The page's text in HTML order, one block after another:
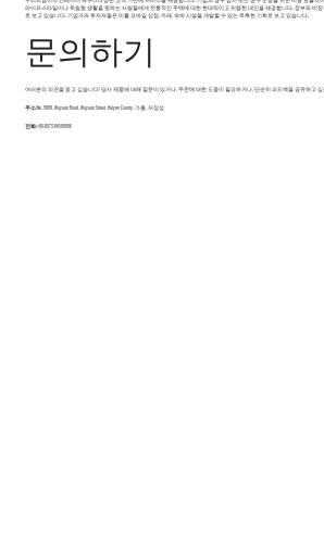
라이프스타일이나 독립형 생활을 원하는 사람들에게 전통적인 주택에 대한 현대적이고 저렴한 대안을 제공합니다. 정부와 비
로 보고 있습니다. 기업가와 투자자들은 이를 모바일 상점, 카페, 숙박 시설을 개발할 수 있는 독특한 기회로 보고 있습니다.
문의하기
여러분의 의견을 듣고 싶습니다! 당사 제품에 대해 질문이 있거나, 주문에 대한 도움이 필요하거나, 단순히 피드백을 공유하고
주소:No. 5888, Wuyuan Road, Wuyuan Street, Haiyan County, 가흥, 저장성
전화:+86-0573-86598806